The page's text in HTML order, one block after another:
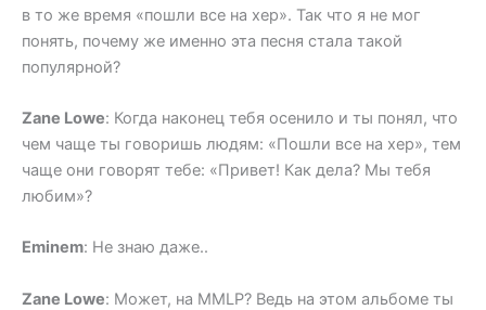
в то же время «пошли все на хер». Так что я не мог
понять, почему же именно эта песня стала такой
популярной?
Zane Lowe: Когда наконец тебя осенило и ты понял, что
чем чаще ты говоришь людям: «Пошли все на хер», тем
чаще они говорят тебе: «Привет! Как дела? Мы тебя
любим»?
Eminem: Не знаю даже..
Zane Lowe: Может, на MMLP? Ведь на этом альбоме ты